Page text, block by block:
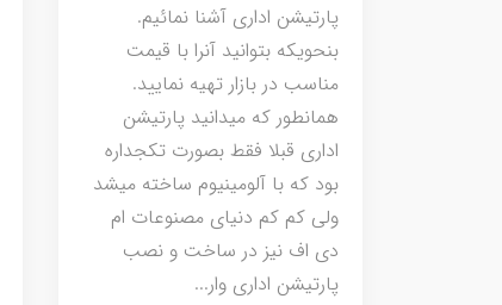
پارتیشن اداری آشنا نمائیم.
بنحویکه بتوانید آنرا با قیمت
مناسب در بازار تهیه نمایید.
همانطور که میدانید پارتیشن
اداری قبلا فقط بصورت تکجداره
بود که با آلومینیوم ساخته میشد
ولی کم کم دنیای مصنوعات ام
دی اف نیز در ساخت و نصب
پارتیشن اداری وار...